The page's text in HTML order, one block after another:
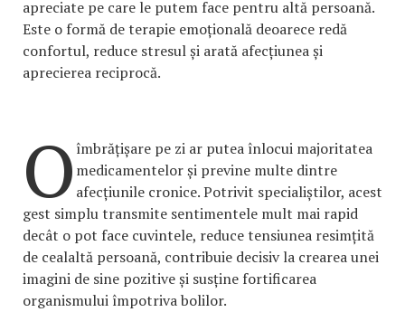
apreciate pe care le putem face pentru altă persoană.
Este o formă de terapie emoțională deoarece redă
confortul, reduce stresul și arată afecțiunea și
aprecierea reciprocă.
O îmbrățișare pe zi ar putea înlocui majoritatea
medicamentelor și previne multe dintre
afecțiunile cronice. Potrivit specialiștilor, acest
gest simplu transmite sentimentele mult mai rapid
decât o pot face cuvintele, reduce tensiunea resimțită
de cealaltă persoană, contribuie decisiv la crearea unei
imagini de sine pozitive și susține fortificarea
organismului împotriva bolilor.